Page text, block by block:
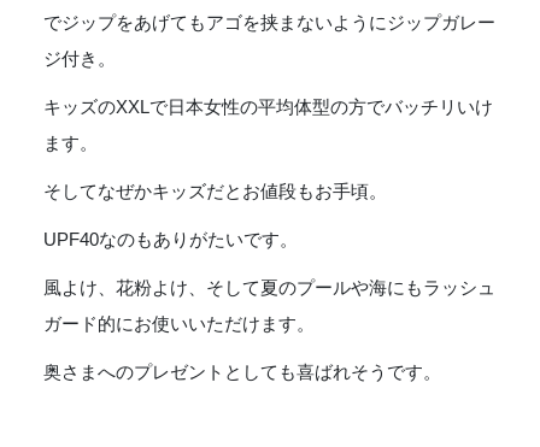
でジップをあげてもアゴを挟まないようにジップガレー
ジ付き。
キッズのXXLで日本女性の平均体型の方でバッチリいけ
ます。
そしてなぜかキッズだとお値段もお手頃。
UPF40なのもありがたいです。
風よけ、花粉よけ、そして夏のプールや海にもラッシュ
ガード的にお使いいただけます。
奥さまへのプレゼントとしても喜ばれそうです。